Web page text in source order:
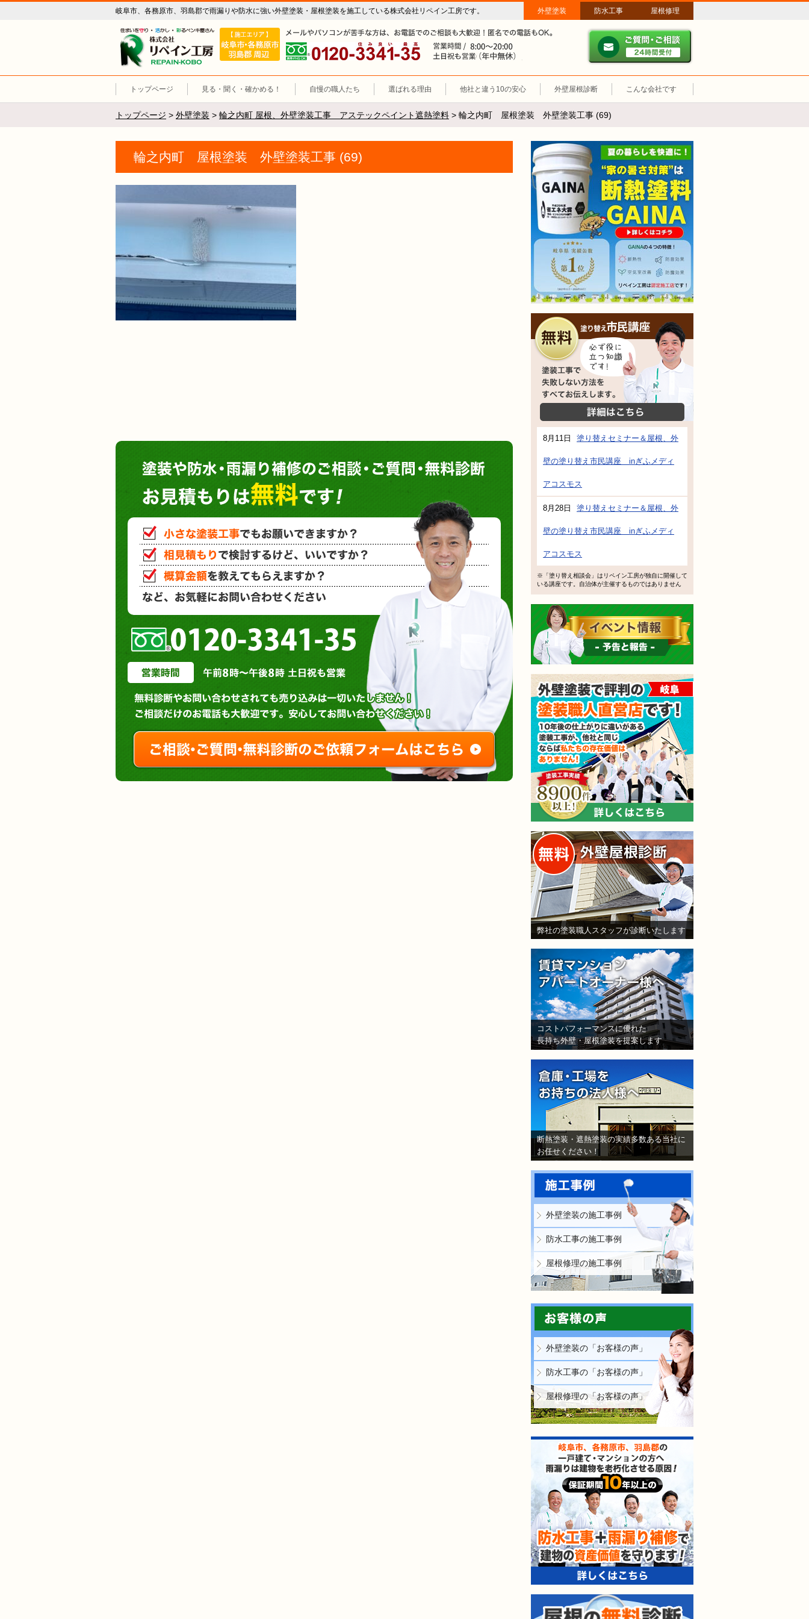
岐阜市、各務原市、羽島郡で雨漏りや防水に強い外壁塗装・屋根塗装を施工している株式会社リペイン工房です。 外壁塗装 防水工事 屋根修理
リペイン工房（外壁塗装・屋根塗装・雨漏り修理・防水工事）
施工エリア 岐阜市、各務原市、羽島郡。
メールやパソコンが苦手な方は、お電話でのご相談も大歓迎！匿名での
0120-3341-35
営業時間：午前8時～午後8時 年中無休、土日祝も営業しています。
トップページ 見る・聞く・確かめる！ 自慢の職人たち 選ばれる理由 他社と違う10の安心 外壁屋根診断 こんな会社です
トップページ > 外壁塗装 > 輪之内町 屋根、外壁塗装工事 アステックペイント遮熱塗料 > 輪之内町 屋根塗装 外壁塗装工事 (69)
輪之内町 屋根塗装 外壁塗装工事 (69)
塗装工事で失敗しない方法をすべてお伝え
8月11日 塗り替えセミナー＆屋根、外
壁の塗り替え市民講座 inぎふメディ
アコスモス
8月28日 塗り替えセミナー＆屋根、外
壁の塗り替え市民講座 inぎふメディ
アコスモス
※「塗り替え相談会」はリペイン工房が独自に開催して
いる講座です。自治体が主催するものではありません
弊社の塗装職人スタッフが診断いたします
コストパフォーマンスに優れた
長持ち外壁・屋根塗装を提案します
断熱塗装・遮熱塗装の実績多数ある当社に
お任せください！
外壁塗装の施工事例
防水工事の施工事例
屋根修理の施工事例
外壁塗装の「お客様の声」
防水工事の「お客様の声」
屋根修理の「お客様の声」
塗装や防水・雨漏り補修のご相談・ご質問・無
小さな塗装工事でもお願いできますか？
相見積もりで検討するけど、いいですか？
概算金額を教えてもらえますか？
など、お気軽にお問い合わせください。
0120-3341-35
営業時間 : 午前8時～午後8時 土日祝も営業
無料診断やお問い合わせされても売り込みは一切いたしません！ ご相談だけのお電話
ご相談・ご質問・無料診断のご依頼フォームはこちら